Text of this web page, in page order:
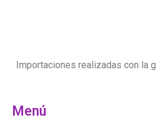
Importaciones realizadas con la
Menú